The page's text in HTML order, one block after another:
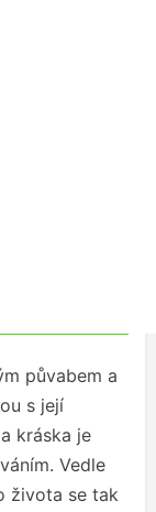
půvabem a
s její
kráska je
Vedle
života se tak